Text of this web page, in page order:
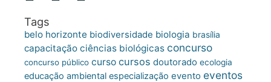
Tags
belo horizonte biodiversidade biologia brasília
capacitação ciências biológicas concurso
concurso público curso cursos doutorado ecologia
educação ambiental especialização evento eventos